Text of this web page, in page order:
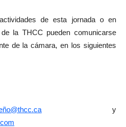
de esta jornada o en
la THCC pueden comunicarse
de la cámara, en los siguientes
y